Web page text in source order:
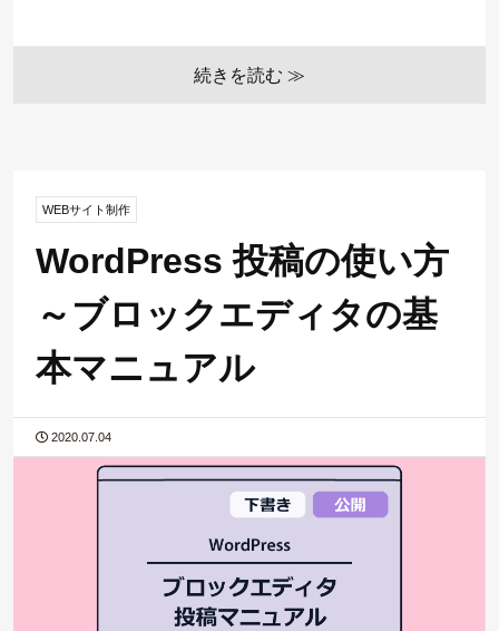
続きを読む ≫
WEBサイト制作
WordPress 投稿の使い方
～ブロックエディタの基
本マニュアル
2020.07.04